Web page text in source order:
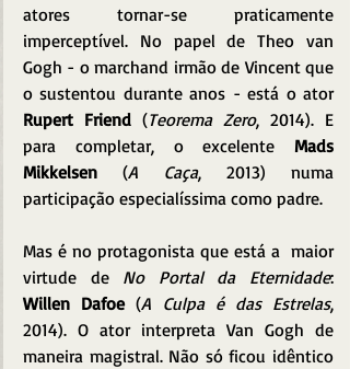
atores tornar-se praticamente
imperceptível. No papel de Theo van
Gogh - o marchand irmão de Vincent que
o sustentou durante anos - está o ator
Rupert Friend (Teorema Zero, 2014). E
para completar, o excelente Mads
Mikkelsen (A Caça, 2013) numa
participação especialíssima como padre.
Mas é no protagonista que está a  maior
virtude de No Portal da Eternidade
Willen Dafoe (A Culpa é das Estrelas,
2014). O ator interpreta Van Gogh de
maneira magistral. Não só ficou idêntico